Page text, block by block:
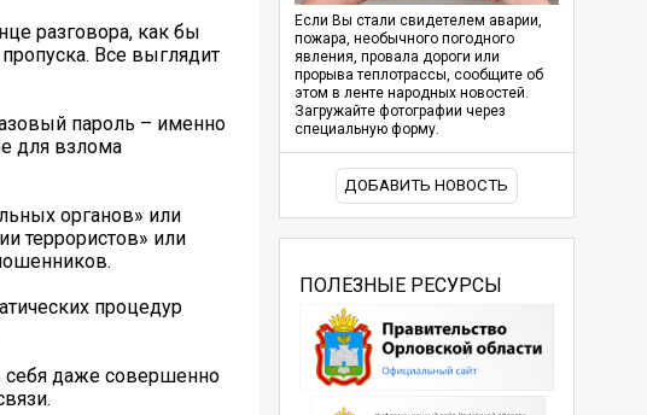
разговора, как бы
Все выглядит
пароль – именно
для взлома
органов» или
террористов» или
процедур
себя даже совершенно
Если Вы стали свидетелем аварии,
пожара, необычного погодного
явления, провала дороги или
прорыва теплотрассы, сообщите об
этом в ленте народных новостей.
Загружайте фотографии через
специальную форму.
ДОБАВИТЬ НОВОСТЬ
ПОЛЕЗНЫЕ РЕСУРСЫ